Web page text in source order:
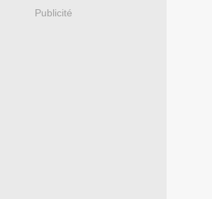
Publicité